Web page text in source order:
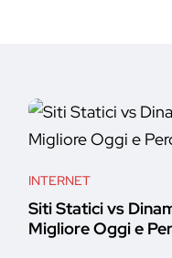
INTERNET
Siti Statici vs
Migliore Oggi e